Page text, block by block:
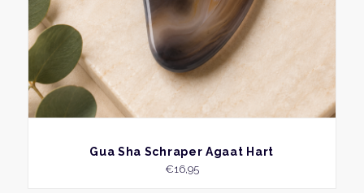
BEKIJK
Gua Sha Schraper Agaat Hart
€16,95